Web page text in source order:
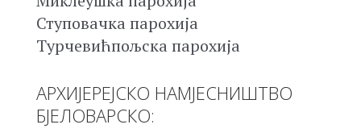
Ступовачка парохија
Турчевићпољска парохија
АРХИЈЕРЕЈСКО НАМЈЕСНИШТВО
БЈЕЛОВАРСКО: